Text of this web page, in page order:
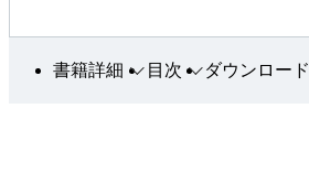
書籍詳細 目次 ダウンロード